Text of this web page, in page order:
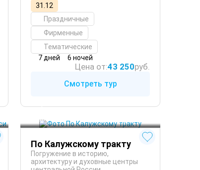
31.12
Праздничные
Фирменные
Тематические
7 дней
6 ночей
Цена от:43 250руб.
Смотреть тур
Калуга
По Калужскому тракту
Погружение в историю,
архитектуру и духовные центры